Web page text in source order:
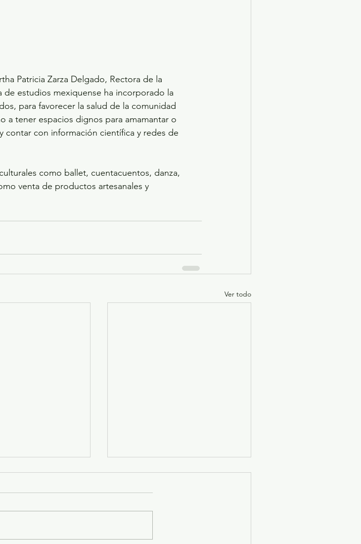
Patricia Zarza Delgado, Rectora de la
de estudios mexiquense ha incorporado la
para favorecer la salud de la comunidad
a tener espacios dignos para amamantar o
contar con información científica y redes de
como ballet, cuentacuentos, danza,
venta de productos artesanales y
Ver todo